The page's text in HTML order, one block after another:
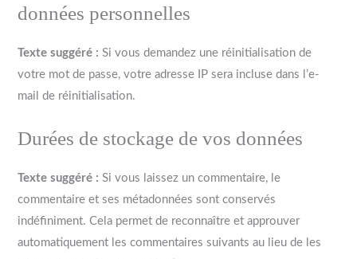
données personnelles
Texte suggéré :Si vous demandez une réinitialisation de
votre mot de passe, votre adresse IP sera incluse dans l’e-
mail de réinitialisation.
Durées de stockage de vos données
Texte suggéré :Si vous laissez un commentaire, le
commentaire et ses métadonnées sont conservés
indéfiniment. Cela permet de reconnaître et approuver
automatiquement les commentaires suivants au lieu de les